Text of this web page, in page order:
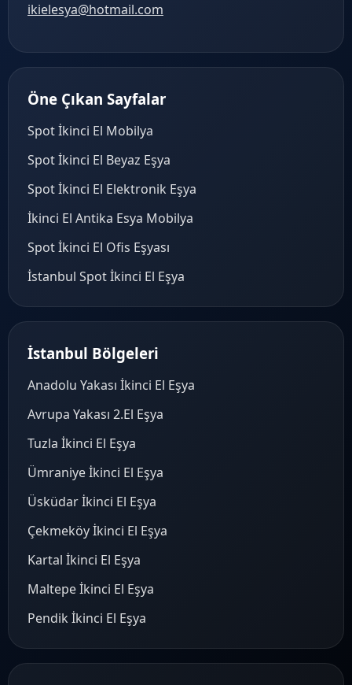
ikielesya@hotmail.com
Öne Çıkan Sayfalar
Spot İkinci El Mobilya
Spot İkinci El Beyaz Eşya
Spot İkinci El Elektronik Eşya
İkinci El Antika Esya Mobilya
Spot İkinci El Ofis Eşyası
İstanbul Spot İkinci El Eşya
İstanbul Bölgeleri
Anadolu Yakası İkinci El Eşya
Avrupa Yakası 2.El Eşya
Tuzla İkinci El Eşya
Ümraniye İkinci El Eşya
Üsküdar İkinci El Eşya
Çekmeköy İkinci El Eşya
Kartal İkinci El Eşya
Maltepe İkinci El Eşya
Pendik İkinci El Eşya